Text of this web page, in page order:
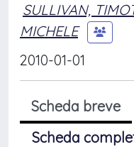
SULLIVAN,
MICHELE
2010-01-01
Scheda breve
Scheda